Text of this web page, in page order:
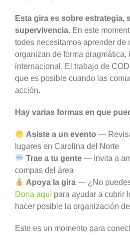
Esta gira es sobre estrategia,
supervivencia.En este
todes necesitamos aprender de
organizan de forma pragmática,
internacional. El trabajo de
que es posible cuando las
acción.
Hay varias formas en que
Asiste a un evento —
lugares en Carolina del Norte
Trae a tu gente — Invita a
compas del área
Apoya la gira — ¿No
Dona aquípara ayudar a cubrir
hacer posible la organización
Este es un momento para